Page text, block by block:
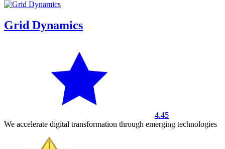
Grid Dynamics
4.45
We accelerate digital transformation through emerging technologies